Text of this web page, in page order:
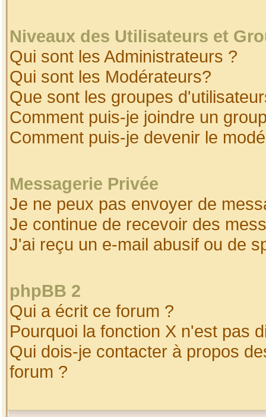
Niveaux des Utilisateurs et
Qui sont les Administrateurs ?
Qui sont les Modérateurs?
Que sont les groupes
Comment puis-je joindre un
Comment puis-je devenir le
Messagerie Privée
Je ne peux pas envoyer de
Je continue de recevoir des
J'ai reçu un e-mail abusif ou de
phpBB 2
Qui a écrit ce forum ?
Pourquoi la fonction X n'est pas
Qui dois-je contacter à propos
forum ?